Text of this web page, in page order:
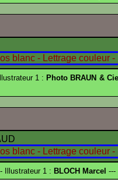
1 : Photo BRAUN &
Illustrateur 1 : BLOCH Marcel ---